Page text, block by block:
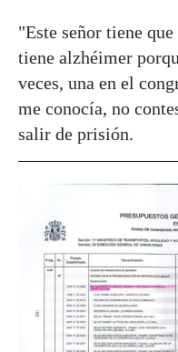
"Este señor tiene
tiene alzhéimer
veces, una en el
me conocía, no
salir de prisión.